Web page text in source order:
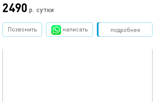
2490 р. сутки
подробнее
Позвонить написать Забронировать